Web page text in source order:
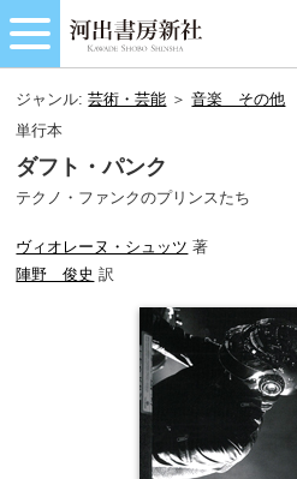
ジャンル:芸術・芸能 ＞音楽＿その他
単行本
ダフト・パンク
テクノ・ファンクのプリンスたち
ヴィオレーヌ・シュッツ 著
陣野 俊史 訳